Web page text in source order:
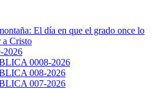
El día en que el grado once lo
a Cristo
0008-2026
008-2026
007-2026